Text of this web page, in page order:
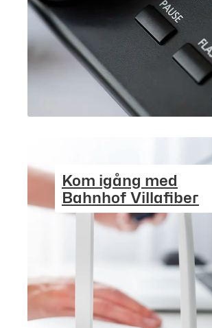
Kom igång med
Bahnhof Villafiber